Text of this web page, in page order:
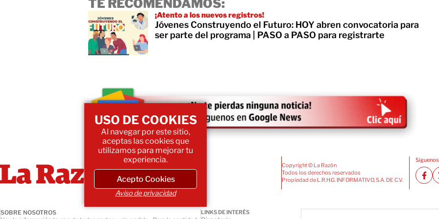
TE RECOMENDAMOS:
¡Atento a los nuevos registros!
Jóvenes Construyendo el Futuro: HOY abren convocatoria para
ser parte del programa | PASO a PASO para registrarte
Copyright © La Razón
Todos los derechos reservados
Propiedad de L.R.H.G. INFORMATIVO, S.A. DE C.V.
SOBRE NOSOTROS
LINKS DE INTERÉS
USO DE COOKIES
Al navegar por este sitio,
aceptas las cookies que
utilizamos para mejorar tu
experiencia.
Acepto Cookies
Aviso de privacidad